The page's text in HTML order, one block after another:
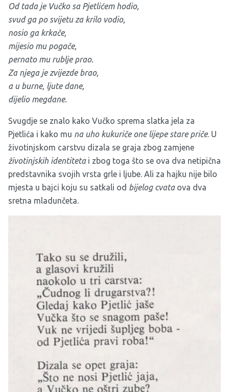
Od tada je Vučko sa Pjetlićem hodio,
svud ga po svijetu za krilo vodio,
nosio ga krkače,
mijesio mu pogače,
pernato mu rublje prao.
Za njega je zvijezde brao,
a u burne, ljute dane,
dijelio megdane.
Svugdje se znalo kako Vučko sprema slatka jela za
Pjetlića i kako mu na uho kukuriče one lijepe stare priče. U
životinjskom carstvu dizala se graja zbog zamjene
životinjskih identitetai zbog toga što se ova dva netipična
predstavnika svojih vrsta grle i ljube. Ali za hajku nije bilo
mjesta u bajci koju su satkali od bijelog cvataova dva
sretna mladunčeta.